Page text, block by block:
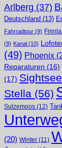
Arlberg (37)
Deutschland (13)
Fahrradtour (9)
(9) Kanal (10)
(49) Phoenix
Reparaturen (16)
(17)
Stella (56)
Sulzemoos (12)
(20) Winter (11)